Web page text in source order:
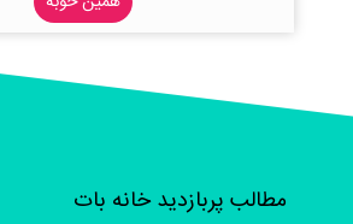
مطالب پربازدید خانه بات